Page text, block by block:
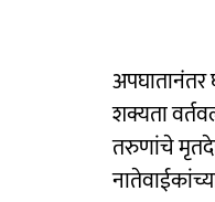
शक्यता
तरुणांचे